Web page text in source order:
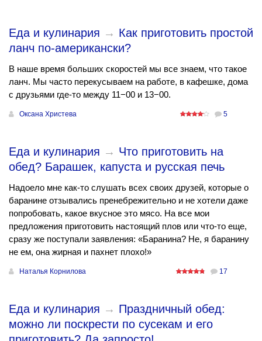
Еда и кулинария → Как приготовить простой
ланч по-американски?
В наше время больших скоростей мы все знаем, что такое
ланч. Мы часто перекусываем на работе, в кафешке, дома
с друзьями где-то между 11−00 и 13−00.
Оксана Христева 5
Еда и кулинария → Что приготовить на
обед? Барашек, капуста и русская печь
Надоело мне как-то слушать всех своих друзей, которые о
баранине отзывались пренебрежительно и не хотели даже
попробовать, какое вкусное это мясо. На все мои
предложения приготовить настоящий плов или что-то еще,
сразу же поступали заявления: «Баранина? Не, я баранину
не ем, она жирная и пахнет плохо!»
Наталья Корнилова 17
Еда и кулинария → Праздничный обед:
можно ли поскрести по сусекам и его